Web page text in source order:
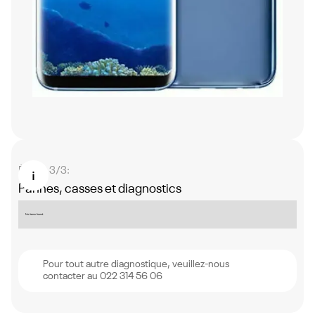
Étape 3/3:
Pannes, casses et diagnostics
No items found.
Pour tout autre diagnostique, veuillez-nous
contacter au 022 314 56 06